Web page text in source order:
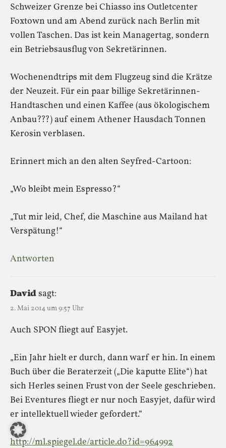
Schweizer Grenze bei Chiasso ins Outletcenter
Foxtown und am Abend zurück nach Berlin mit
vollen Taschen. Das ist kein Managertag, sondern
ein Betriebsausflug von Sekretärinnen.
Wochenendtrips mit dem Flugzeug sind die Krätze
der Neuzeit. Für ein paar billige Sekretärinnen-
Handtaschen und einen Kaffee (aus ökologischem
Anbau???) auf einem Athener Hausdach Tonnen
Kerosin verblasen.
Erinnert mich an den alten Seyfred-Cartoon:
„Wo bleibt mein Espresso?“
„Tut mir leid, Chef, die Maschine aus Mailand hat
Verspätung!“
Antworten
Davidsagt:
2. Mai 2014 um 9:57 Uhr
Auch SPON fliegt auf Easyjet.
„Ein Jahr hielt er durch, dann warf er hin. In einem
Buch über die Beraterzeit („Die kaputte Elite“) hat
sich Herles seinen Frust von der Seele geschrieben.
Bei Eventures fliegt er nur noch Easyjet, dafür wird
er intellektuell wieder gefordert.“
http://ml.spiegel.de/article.do?id=964992